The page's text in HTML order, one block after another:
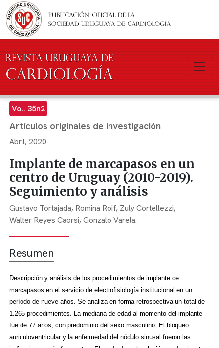
Pasar al contenido principal
Vol. 35n2
Artículos originales de investigación
Abril, 2020
Implante de marcapasos en un
centro de Uruguay (2010-2019).
Seguimiento y análisis
Gustavo Tortajada, Romina Roif, Zuly Cortellezzi,
Walter Reyes Caorsi,Gonzalo Varela.
Resumen
Descripción y análisis de los procedimientos de implante de
marcapasos en el servicio de electrofisiología institucional en un
período de nueve años. Se analiza en forma retrospectiva un total de
1.265 procedimientos. La mediana de edad al momento del implante
fue de 77 años, con predominio del sexo masculino. El bloqueo
auriculoventricular y la enfermedad del nódulo sinusal fueron las